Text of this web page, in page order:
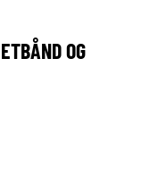
OG